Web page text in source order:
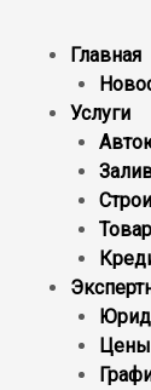
Главная
Услуги
Цены